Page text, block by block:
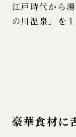
江戸時代から
の川温泉」を
豪華食材に